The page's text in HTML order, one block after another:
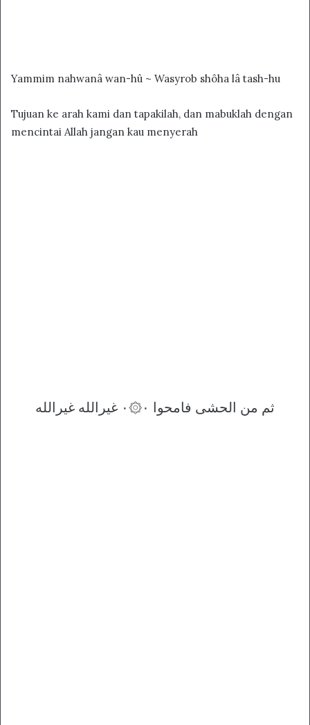
Yammim nahwanâ wan-hû ~ Wasyrob shôha lâ tash-hu
Tujuan ke arah kami dan tapakilah, dan mabuklah dengan
mencintai Allah jangan kau menyerah
ثم من الحشی فامحوا ۰۞۰ غيرالله غيرالله